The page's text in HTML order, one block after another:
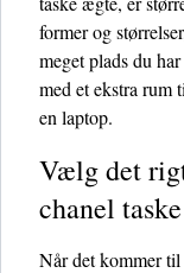
former og
meget plads du
med et ekstra rum
en laptop.
Vælg det
chanel
Når det kommer